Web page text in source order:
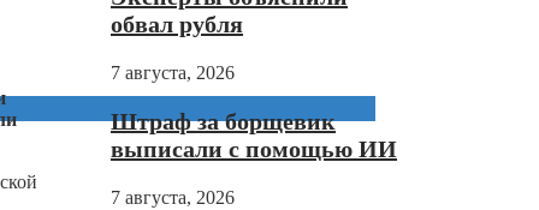
обвал рубля
7 августа, 2026
Штраф за борщевик
выписали с помощью ИИ
7 августа, 2026